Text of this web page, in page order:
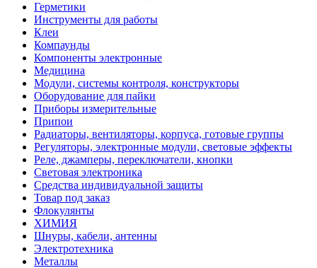
Герметики
Инструменты для работы
Клеи
Компаунды
Компоненты электронные
Медицина
Модули, системы контроля, конструкторы
Оборудование для пайки
Приборы измерительные
Припои
Радиаторы, вентиляторы, корпуса, готовые группы
Регуляторы, электронные модули, световые эффекты
Реле, джамперы, переключатели, кнопки
Световая электроника
Средства индивидуальной защиты
Товар под заказ
Флокулянты
ХИМИЯ
Шнуры, кабели, антенны
Электротехника
Металлы